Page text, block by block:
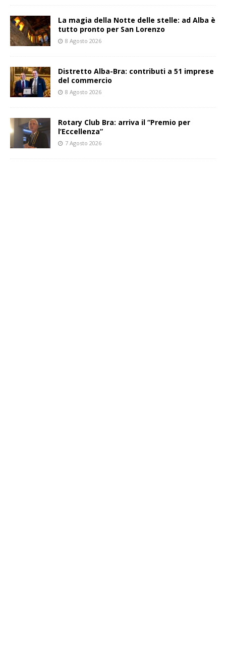
La magia della Notte delle stelle: ad Alba è
tutto pronto per San Lorenzo
8 Agosto 2026
Distretto Alba-Bra: contributi a 51 imprese
del commercio
8 Agosto 2026
Rotary Club Bra: arriva il “Premio per
l’Eccellenza”
7 Agosto 2026